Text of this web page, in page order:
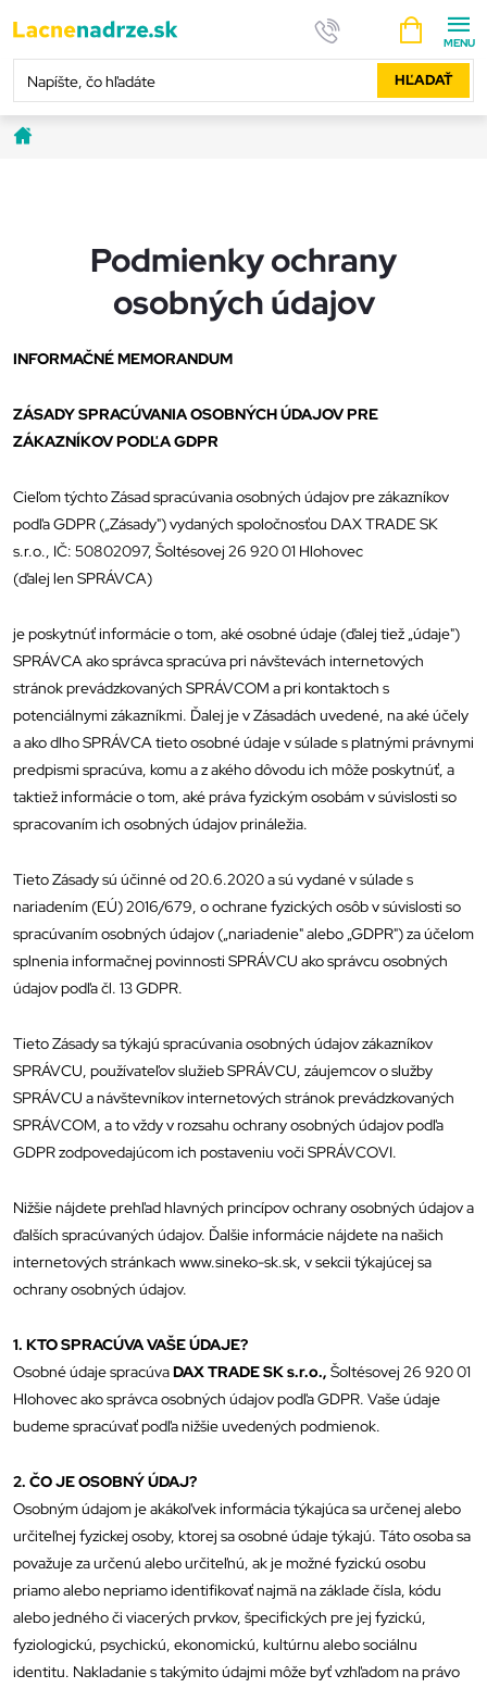
na
obsah
HĽADAŤ
NÁKUPNÝ
KOŠÍK
Domov
Podmienky ochrany
osobných údajov
INFORMAČNÉ MEMORANDUM
ZÁSADY SPRACÚVANIA OSOBNÝCH ÚDAJOV PRE
ZÁKAZNÍKOV PODĽA GDPR
Cieľom týchto Zásad spracúvania osobných údajov pre zákazníkov
podľa GDPR („Zásady") vydaných spoločnosťou DAX TRADE SK
s.r.o., IČ: 50802097, Šoltésovej 26 920 01 Hlohovec
(ďalej len SPRÁVCA)
je poskytnúť informácie o tom, aké osobné údaje (ďalej tiež „údaje")
SPRÁVCA ako správca spracúva pri návštevách internetových
stránok prevádzkovaných SPRÁVCOM a pri kontaktoch s
potenciálnymi zákazníkmi. Ďalej je v Zásadách uvedené, na aké účely
a ako dlho SPRÁVCA tieto osobné údaje v súlade s platnými právnymi
predpismi spracúva, komu a z akého dôvodu ich môže poskytnúť, a
taktiež informácie o tom, aké práva fyzickým osobám v súvislosti so
spracovaním ich osobných údajov prináležia.
Tieto Zásady sú účinné od 20.6.2020 a sú vydané v súlade s
nariadením (EÚ) 2016/679, o ochrane fyzických osôb v súvislosti so
spracúvaním osobných údajov („nariadenie" alebo „GDPR") za účelom
splnenia informačnej povinnosti SPRÁVCU ako správcu osobných
údajov podľa čl. 13 GDPR.
Tieto Zásady sa týkajú spracúvania osobných údajov zákazníkov
SPRÁVCU, používateľov služieb SPRÁVCU, záujemcov o služby
SPRÁVCU a návštevníkov internetových stránok prevádzkovaných
SPRÁVCOM, a to vždy v rozsahu ochrany osobných údajov podľa
GDPR zodpovedajúcom ich postaveniu voči SPRÁVCOVI.
Nižšie nájdete prehľad hlavných princípov ochrany osobných údajov a
ďalších spracúvaných údajov. Ďalšie informácie nájdete na našich
internetových stránkach www.sineko-sk.sk, v sekcii týkajúcej sa
ochrany osobných údajov.
1. KTO SPRACÚVA VAŠE ÚDAJE?
Osobné údaje spracúvaDAX TRADE SK s.r.o., Šoltésovej 26 920 01
Hlohovec ako správca osobných údajov podľa GDPR. Vaše údaje
budeme spracúvať podľa nižšie uvedených podmienok.
2. ČO JE OSOBNÝ ÚDAJ?
Osobným údajom je akákoľvek informácia týkajúca sa určenej alebo
určiteľnej fyzickej osoby, ktorej sa osobné údaje týkajú. Táto osoba sa
považuje za určenú alebo určiteľnú, ak je možné fyzickú osobu
priamo alebo nepriamo identifikovať najmä na základe čísla, kódu
alebo jedného či viacerých prvkov, špecifických pre jej fyzickú,
fyziologickú, psychickú, ekonomickú, kultúrnu alebo sociálnu
identitu. Nakladanie s takýmito údajmi môže byť vzhľadom na právo